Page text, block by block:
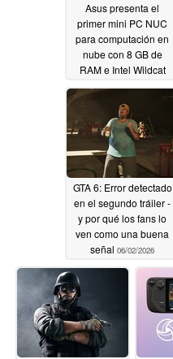
Asus presenta el
primer mini PC NUC
para computación en
nube con 8 GB de
RAM e Intel Wildcat
Lake06/03/2026
GTA 6: Error detectado
en el segundo tráiler -
y por qué los fans lo
ven como una buena
señal 06/02/2026